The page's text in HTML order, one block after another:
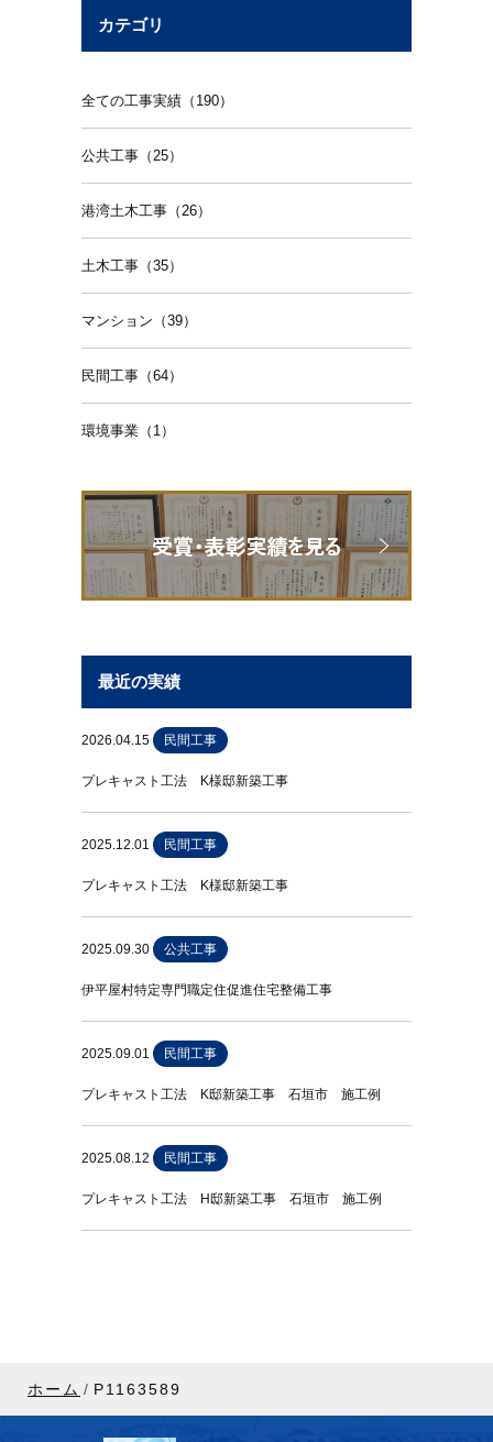
カテゴリ
全ての工事実績（190）
公共工事（25）
港湾土木工事（26）
土木工事（35）
マンション（39）
民間工事（64）
環境事業（1）
最近の実績
2026.04.15 民間工事
プレキャスト工法 K様邸新築工事
2025.12.01 民間工事
プレキャスト工法 K様邸新築工事
2025.09.30 公共工事
伊平屋村特定専門職定住促進住宅整備工事
2025.09.01 民間工事
プレキャスト工法 K邸新築工事 石垣市 施工例
2025.08.12 民間工事
プレキャスト工法 H邸新築工事 石垣市 施工例
ホーム P1163589